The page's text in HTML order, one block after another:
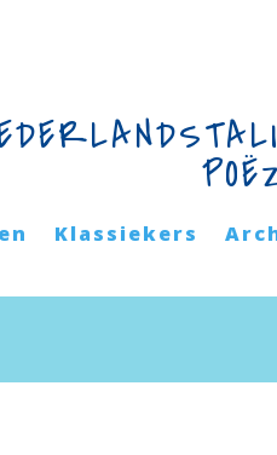
Klassiekers